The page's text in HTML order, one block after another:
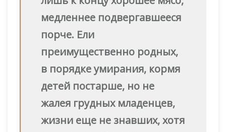
медленнее подвергавшееся
порче. Ели
преимущественно родных,
в порядке умирания, кормя
детей постарше, но не
жалея грудных младенцев,
жизни еще не знавших, хотя